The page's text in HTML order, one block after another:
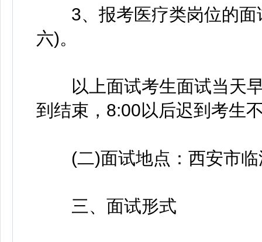
3、报考医疗类岗位的面
六)。
以上面试考生面试当天早
到结束，8:00以后迟到考生
(二)面试地点：西安市临
三、面试形式